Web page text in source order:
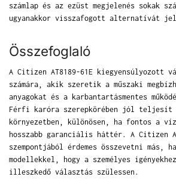
számlap és az ezüst megjelenés sokak
ugyanakkor visszafogott alternatívát
Összefoglaló
A Citizen AT8189-61E kiegyensúlyozott
számára, akik szeretik a műszaki
anyagokat és a karbantartásmentes
Férfi karóra szerepkörében jól teljesít a
környezetben, különösen, ha fontos a
hosszabb garanciális háttér. A Citizen
szempontjából érdemes összevetni más,
modellekkel, hogy a személyes
illeszkedő választás szülessen.